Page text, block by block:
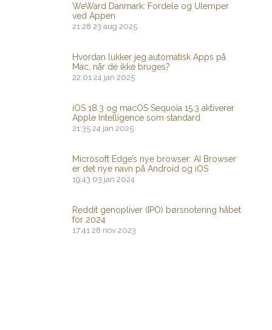
WeWard Danmark: Fordele og Ulemper
ved Appen
21:28 23 aug 2025
Hvordan lukker jeg automatisk Apps på
Mac, når de ikke bruges?
22:01 24 jan 2025
iOS 18.3 og macOS Sequoia 15.3 aktiverer
Apple Intelligence som standard
21:35 24 jan 2025
Microsoft Edge’s nye browser: AI Browser
er det nye navn på Android og iOS
19:43 03 jan 2024
Reddit genopliver (IPO) børsnotering håbet
for 2024
17:41 28 nov 2023